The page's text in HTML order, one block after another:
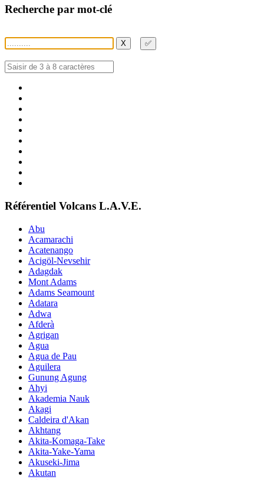
Recherche par mot-clé
X ✅
Référentiel Volcans L.A.V.E.
Abu
Acamarachi
Acatenango
Acigöl-Nevsehir
Adagdak
Mont Adams
Adams Seamount
Adatara
Adwa
Afderà
Agrigan
Agua
Agua de Pau
Aguilera
Gunung Agung
Ahyi
Akademia Nauk
Akagi
Caldeira d'Akan
Akhtang
Akita-Komaga-Take
Akita-Yake-Yama
Akuseki-Jima
Akutan